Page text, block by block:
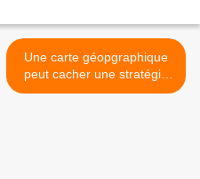
Une carte géopgraphique
peut cacher une stratégie
....... >